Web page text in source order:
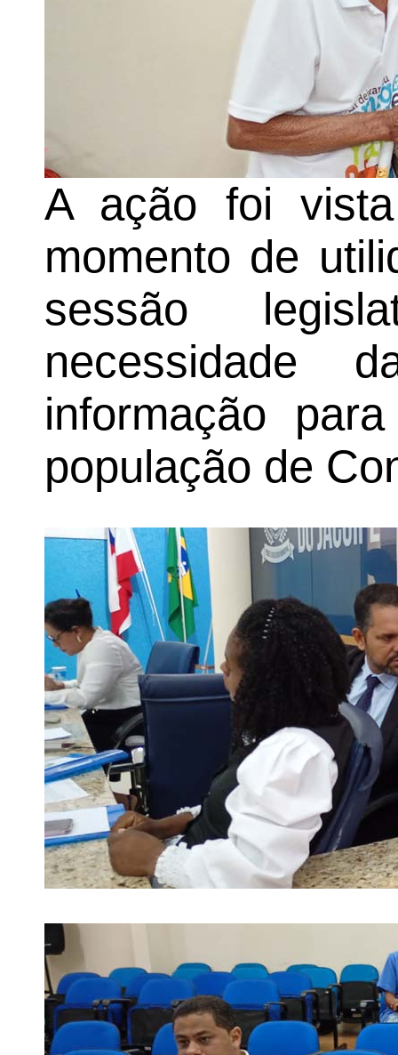
A ação foi
momento de
sessão
necessidade
informação
população de